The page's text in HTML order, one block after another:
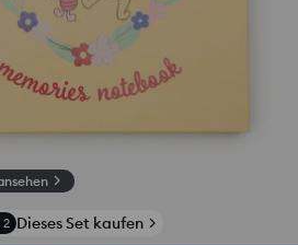
2 Dieses Set kaufen